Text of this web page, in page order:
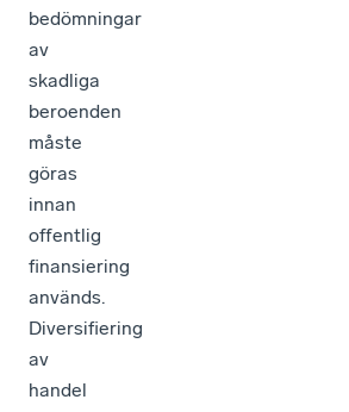
bedömningar
av
skadliga
beroenden
måste
göras
innan
offentlig
finansiering
används.
Diversifiering
av
handel